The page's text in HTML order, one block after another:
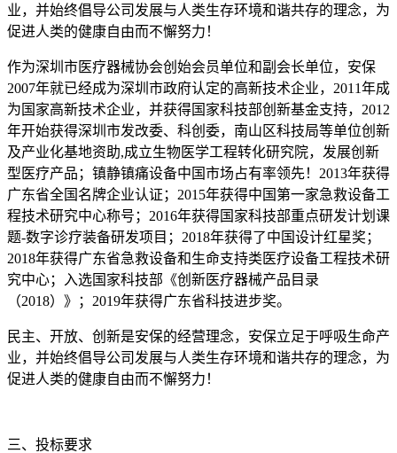
业，并始终倡导公司发展与人类生存环境和谐共存的理念，为
促进人类的健康自由而不懈努力！
作为深圳市医疗器械协会创始会员单位和副会长单位，安保
2007年就已经成为深圳市政府认定的高新技术企业，2011年成
为国家高新技术企业，并获得国家科技部创新基金支持，2012
年开始获得深圳市发改委、科创委，南山区科技局等单位创新
及产业化基地资助,成立生物医学工程转化研究院，发展创新
型医疗产品；镇静镇痛设备中国市场占有率领先！2013年获得
广东省全国名牌企业认证；2015年获得中国第一家急救设备工
程技术研究中心称号；2016年获得国家科技部重点研发计划课
题-数字诊疗装备研发项目；2018年获得了中国设计红星奖；
2018年获得广东省急救设备和生命支持类医疗设备工程技术研
究中心；入选国家科技部《创新医疗器械产品目录
（2018）》；2019年获得广东省科技进步奖。
民主、开放、创新是安保的经营理念，安保立足于呼吸生命产
业，并始终倡导公司发展与人类生存环境和谐共存的理念，为
促进人类的健康自由而不懈努力！
三、投标要求